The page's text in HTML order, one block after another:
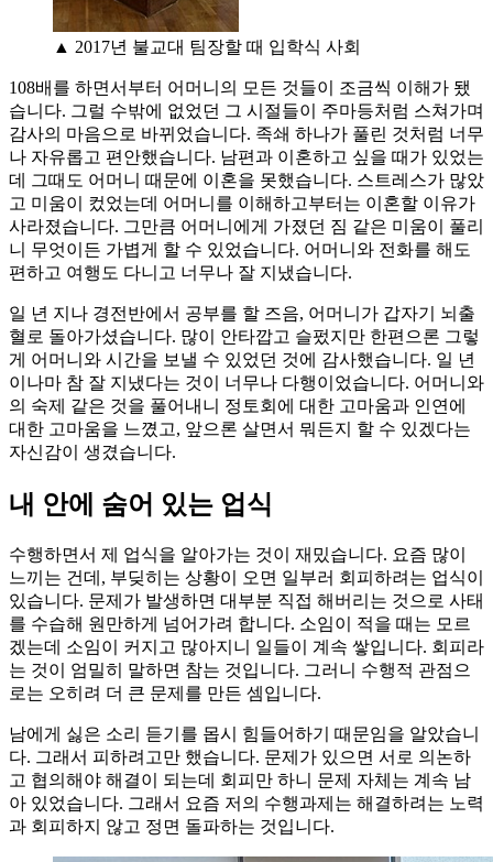
▲ 2017년 불교대 팀장할 때 입학식 사회
108배를 하면서부터 어머니의 모든 것들이 조금씩 이해가 됐
습니다. 그럴 수밖에 없었던 그 시절들이 주마등처럼 스쳐가며
감사의 마음으로 바뀌었습니다. 족쇄 하나가 풀린 것처럼 너무
나 자유롭고 편안했습니다. 남편과 이혼하고 싶을 때가 있었는
데 그때도 어머니 때문에 이혼을 못했습니다. 스트레스가 많았
고 미움이 컸었는데 어머니를 이해하고부터는 이혼할 이유가
사라졌습니다. 그만큼 어머니에게 가졌던 짐 같은 미움이 풀리
니 무엇이든 가볍게 할 수 있었습니다. 어머니와 전화를 해도
편하고 여행도 다니고 너무나 잘 지냈습니다.
일 년 지나 경전반에서 공부를 할 즈음, 어머니가 갑자기 뇌출
혈로 돌아가셨습니다. 많이 안타깝고 슬펐지만 한편으론 그렇
게 어머니와 시간을 보낼 수 있었던 것에 감사했습니다. 일 년
이나마 참 잘 지냈다는 것이 너무나 다행이었습니다. 어머니와
의 숙제 같은 것을 풀어내니 정토회에 대한 고마움과 인연에
대한 고마움을 느꼈고, 앞으론 살면서 뭐든지 할 수 있겠다는
자신감이 생겼습니다.
내 안에 숨어 있는 업식
수행하면서 제 업식을 알아가는 것이 재밌습니다. 요즘 많이
느끼는 건데, 부딪히는 상황이 오면 일부러 회피하려는 업식이
있습니다. 문제가 발생하면 대부분 직접 해버리는 것으로 사태
를 수습해 원만하게 넘어가려 합니다. 소임이 적을 때는 모르
겠는데 소임이 커지고 많아지니 일들이 계속 쌓입니다. 회피라
는 것이 엄밀히 말하면 참는 것입니다. 그러니 수행적 관점으
로는 오히려 더 큰 문제를 만든 셈입니다.
남에게 싫은 소리 듣기를 몹시 힘들어하기 때문임을 알았습니
다. 그래서 피하려고만 했습니다. 문제가 있으면 서로 의논하
고 협의해야 해결이 되는데 회피만 하니 문제 자체는 계속 남
아 있었습니다. 그래서 요즘 저의 수행과제는 해결하려는 노력
과 회피하지 않고 정면 돌파하는 것입니다.